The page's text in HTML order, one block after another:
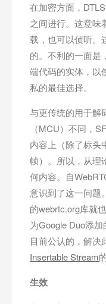
在加密方面，
之间进行。这意味
载，也可以侦听。
的。不利的一面是
端代码的实体，以
私的最佳选择。
与更传统的用于解
（MCU）不同，
内容上（除了标头
帧）。所以，从理
何内容。自
意识到了这一问题
的webrtc.org库就
为Google Duo添
目前公认的，解决
Insertable Stream
生效